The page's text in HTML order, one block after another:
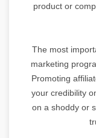
product or
The most
marketing
Promoting
your credibility
on a shoddy or